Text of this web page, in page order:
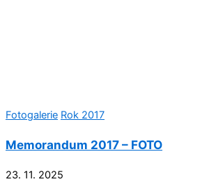
Fotogalerie Rok 2017
Memorandum 2017 – FOTO
23. 11. 2025